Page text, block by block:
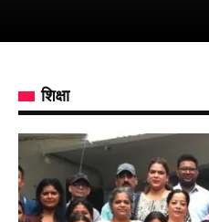
शिक्षा